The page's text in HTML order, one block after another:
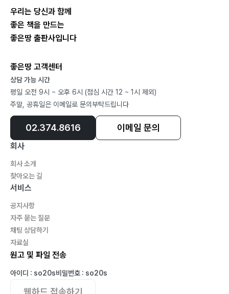
들으려고 하지 않는 대화
잘 들어주는 대화
인내심으로 들어주는 대화
오해와 이해를 통한 관계회복
오해의 DNA
오해 속에 감춰진 어둠
오해의 블랙박스
상처와 오해의 시각
왜곡된 사고는 오해의 늪으로
타락된 행동이 가리는 시야
오해와 이해의 관계성
오해의 진실을 찾으려면
서로의 약함이 친밀함이다
3부 세상을 보면서 가는 길
우리는 당신과 함께
좋은 책을 만드는
좋은땅 출판사입니다
좋은땅 고객센터
상담 가능 시간
평일 오전 9시 ~ 오후 6시 (점심 시간 12 ~ 1시 제외)
주말, 공휴일은 이메일로 문의부탁드립니다
02.374.8616 이메일 문의
회사
회사 소개
찾아오는 길
서비스
공지사항
자주 묻는 질문
채팅 상담하기
자료실
원고 및 파일 전송
아이디 : so20s비밀번호 : so20s
웹하드 접속하기